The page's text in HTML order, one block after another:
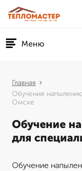
Меню
Главная
Обучение
Омске
Обучение
для
Обучение